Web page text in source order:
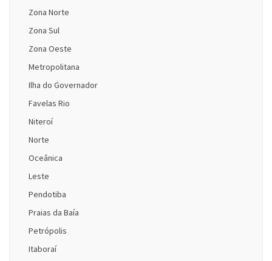
Zona Norte
Zona Sul
Zona Oeste
Metropolitana
Ilha do Governador
Favelas Rio
Niteroí
Norte
Oceânica
Leste
Pendotiba
Praias da Baía
Petrópolis
Itaboraí